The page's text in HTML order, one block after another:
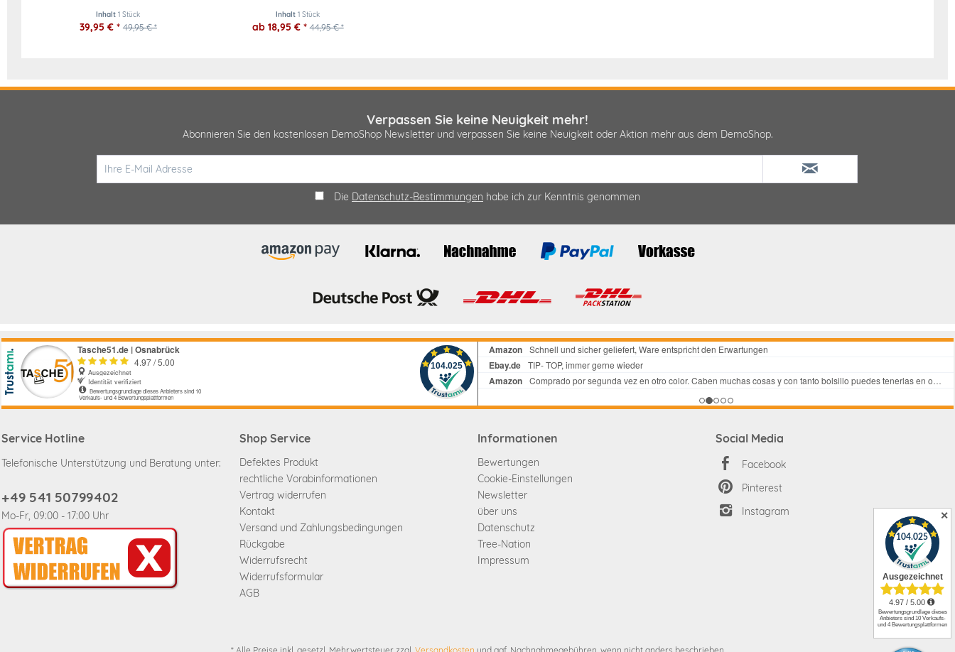
Inhalt1 Stück
39,95 € * 49,95 € *
Inhalt1 Stück
ab 18,95 € * 44,95 € *
✕
Verpassen Sie keine Neuigkeit mehr!
Abonnieren Sie den kostenlosen DemoShop Newsletter und verpassen Sie keine Neuigkeit oder Aktion mehr aus dem DemoShop.
Die Datenschutz-Bestimmungen habe ich zur Kenntnis genommen
Service Hotline
Telefonische Unterstützung und Beratung unter:
+49 541 50799402
Mo-Fr, 09:00 - 17:00 Uhr
Shop Service
Defektes Produkt
rechtliche Vorabinformationen
Vertrag widerrufen
Kontakt
Versand und Zahlungsbedingungen
Rückgabe
Widerrufsrecht
Widerrufsformular
AGB
Informationen
Bewertungen
Cookie-Einstellungen
Newsletter
über uns
Datenschutz
Tree-Nation
Impressum
Social Media
Facebook
Pinterest
Instagram